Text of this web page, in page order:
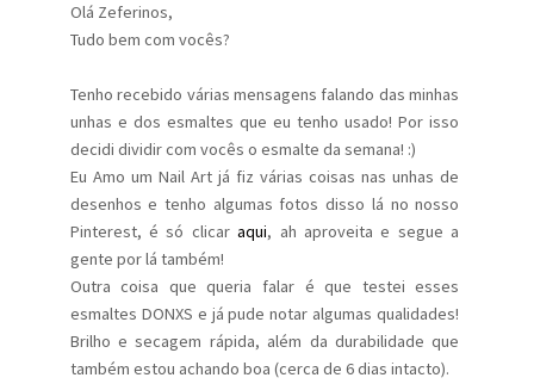
Olá Zeferinos,
Tudo bem com vocês?
Tenho recebido várias mensagens falando das minhas
unhas e dos esmaltes que eu tenho usado! Por isso
decidi dividir com vocês o esmalte da semana! :)
Eu Amo um Nail Art já fiz várias coisas nas unhas de
desenhos e tenho algumas fotos disso lá no nosso
Pinterest, é só clicaraqui, ah aproveita e segue a
gente por lá também!
Outra coisa que queria falar é que testei esses
esmaltes DONXS e já pude notar algumas qualidades!
Brilho e secagem rápida, além da durabilidade que
também estou achando boa (cerca de 6 dias intacto).